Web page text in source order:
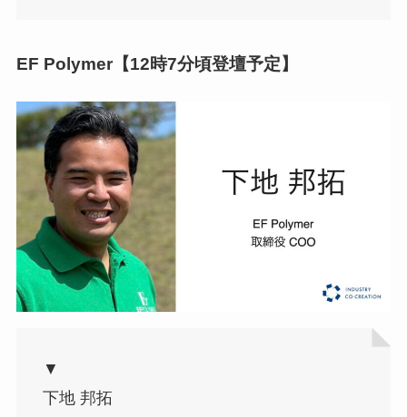
EF Polymer【12時7分頃登壇予定】
▼
下地 邦拓